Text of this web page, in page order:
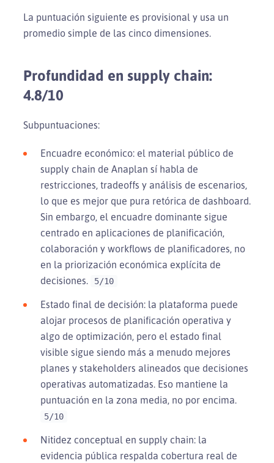
La puntuación siguiente es provisional y usa un
promedio simple de las cinco dimensiones.
Profundidad en supply chain:
4.8/10
Subpuntuaciones:
Encuadre económico: el material público de
supply chain de Anaplan sí habla de
restricciones, tradeoffs y análisis de escenarios,
lo que es mejor que pura retórica de dashboard.
Sin embargo, el encuadre dominante sigue
centrado en aplicaciones de planificación,
colaboración y workflows de planificadores, no
en la priorización económica explícita de
decisiones.
5/10
Estado final de decisión: la plataforma puede
alojar procesos de planificación operativa y
algo de optimización, pero el estado final
visible sigue siendo más a menudo mejores
planes y stakeholders alineados que decisiones
operativas automatizadas. Eso mantiene la
puntuación en la zona media, no por encima.
5/10
Nitidez conceptual en supply chain: la
evidencia pública respalda cobertura real de